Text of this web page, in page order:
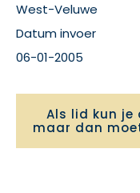
West-Veluwe
Datum invoer
06-01-2005
Als lid kun
maar dan